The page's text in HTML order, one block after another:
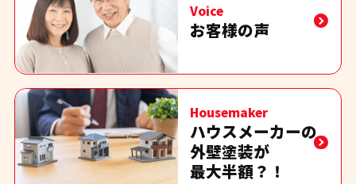
Voice
お客様の声
Housemaker
ハウスメーカーの
外壁塗装が
最大半額？！